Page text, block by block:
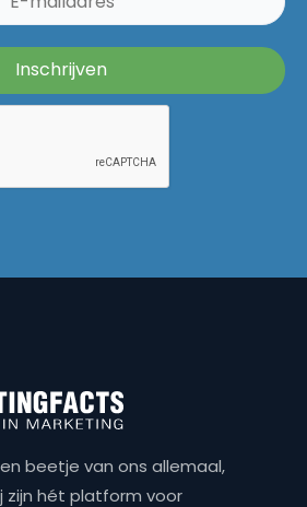
beetje van ons allemaal,
zijn hét platform voor